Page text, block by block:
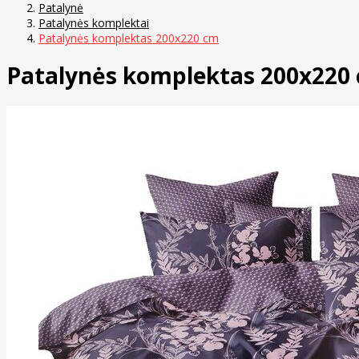
Patalynė
Patalynės komplektai
Patalynės komplektas 200x220 cm
Patalynės komplektas 200x220